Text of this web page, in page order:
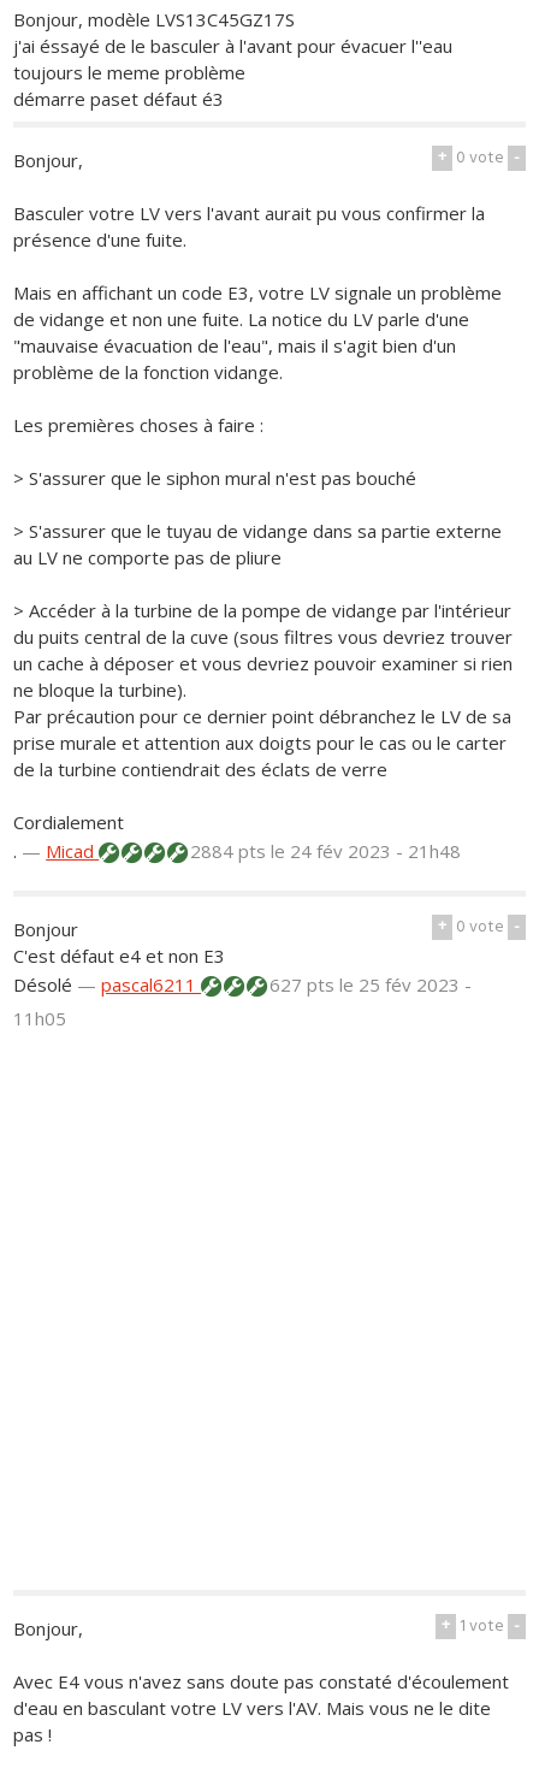
Bonjour, modèle LVS13C45GZ17S
j'ai éssayé de le basculer à l'avant pour évacuer l''eau
toujours le meme problème
démarre paset défaut é3
+ 0vote -
Bonjour,
Basculer votre LV vers l'avant aurait pu vous confirmer la
présence d'une fuite.
Mais en affichant un code E3, votre LV signale un problème
de vidange et non une fuite. La notice du LV parle d'une
"mauvaise évacuation de l'eau", mais il s'agit bien d'un
problème de la fonction vidange.
Les premières choses à faire :
> S'assurer que le siphon mural n'est pas bouché
> S'assurer que le tuyau de vidange dans sa partie externe
au LV ne comporte pas de pliure
> Accéder à la turbine de la pompe de vidange par l'intérieur
du puits central de la cuve (sous filtres vous devriez trouver
un cache à déposer et vous devriez pouvoir examiner si rien
ne bloque la turbine).
Par précaution pour ce dernier point débranchez le LV de sa
prise murale et attention aux doigts pour le cas ou le carter
de la turbine contiendrait des éclats de verre
Cordialement
. — Micad 2884 ptsle 24 fév 2023 - 21h48
+ 0vote -
Bonjour
C'est défaut e4 et non E3
Désolé —pascal6211 627 ptsle 25 fév 2023 -
11h05
+ 1vote -
Bonjour,
Avec E4 vous n'avez sans doute pas constaté d'écoulement
d'eau en basculant votre LV vers l'AV. Mais vous ne le dite
pas !